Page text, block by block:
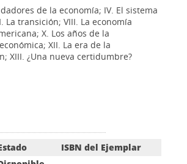
de la economía; IV. El sistema
La transición; VIII. La economía
X. Los años de la
XII. La era de la
XIII. ¿Una nueva certidumbre?
ISBN del Ejemplar